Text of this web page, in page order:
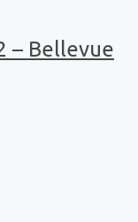
– Bellevue